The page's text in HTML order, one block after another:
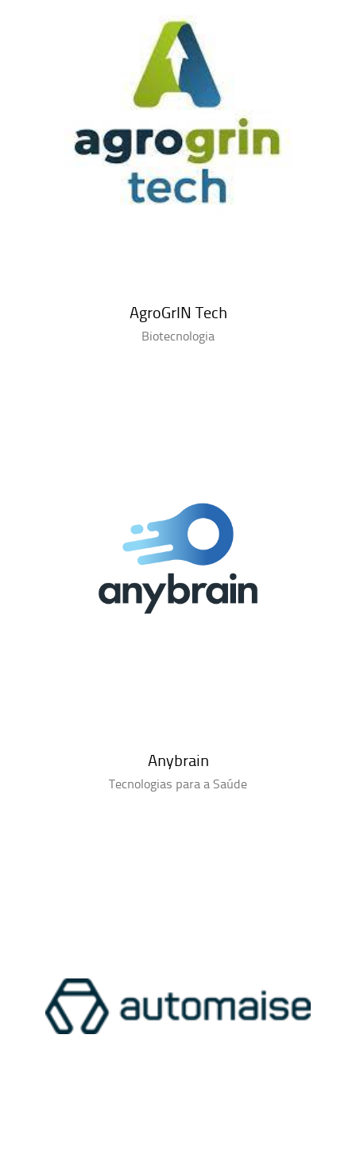
AgroGrIN Tech
Biotecnologia
Anybrain
Tecnologias para a Saúde